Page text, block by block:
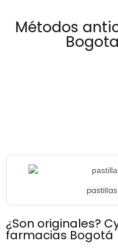
Métodos
¿Son originales?
farmacias Bogotá